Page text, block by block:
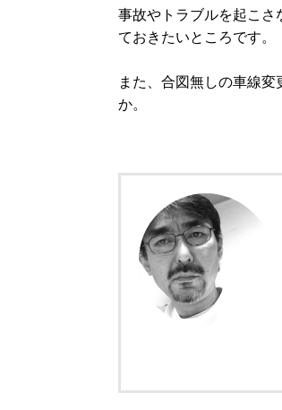
事故やトラブルを起こさ
ておきたいところです。
また、合図無しの車線
か。